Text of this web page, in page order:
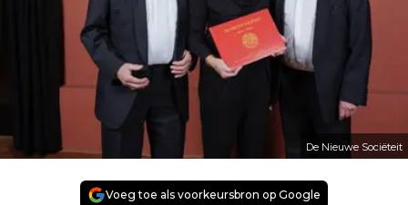
De Nieuwe Sociëteit
Voeg toe als voorkeursbron op Google